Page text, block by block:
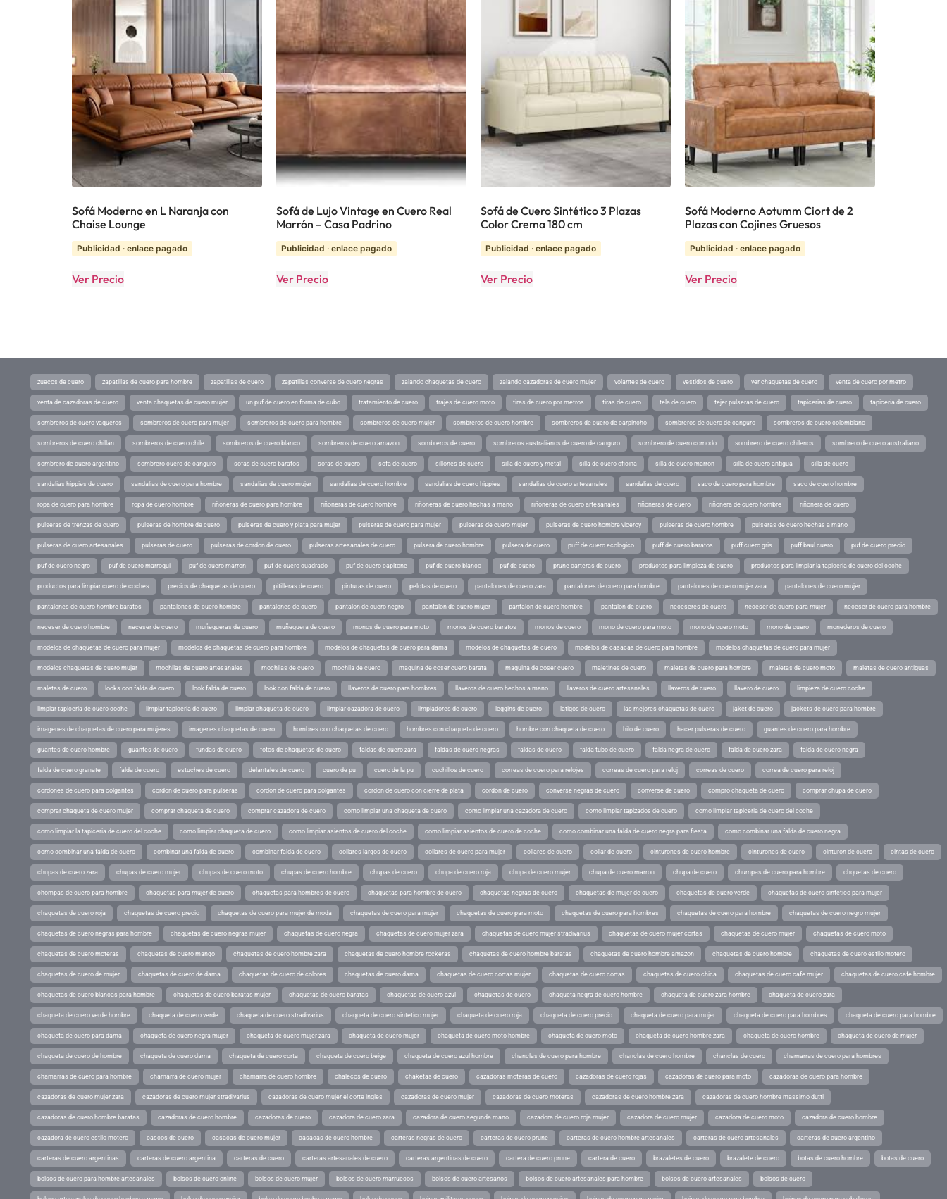
Sofá Moderno en L Naranja con
Chaise Lounge
Publicidad · enlace pagado
Ver Precio
Sofá de Lujo Vintage en Cuero Real
Marrón – Casa Padrino
Publicidad · enlace pagado
Ver Precio
Sofá de Cuero Sintético 3 Plazas
Color Crema 180 cm
Publicidad · enlace pagado
Ver Precio
Sofá Moderno Aotumm Ciort de 2
Plazas con Cojines Gruesos
Publicidad · enlace pagado
Ver Precio
zuecos de cuero zapatillas de cuero para hombre zapatillas de cuero zapatillas converse de cuero negras zalando chaquetas de cuero zalando cazadoras de cuero mujer volantes de cuero vestidos de cuero ver chaquetas de cuero venta de cuero por metro
venta de cazadoras de cuero venta chaquetas de cuero mujer un puf de cuero en forma de cubo tratamiento de cuero trajes de cuero moto tiras de cuero por metros tiras de cuero tela de cuero tejer pulseras de cuero tapicerias de cuero tapicería de cuero
sombreros de cuero vaqueros sombreros de cuero para mujer sombreros de cuero para hombre sombreros de cuero mujer sombreros de cuero hombre sombreros de cuero de carpincho sombreros de cuero de canguro sombreros de cuero colombiano
sombreros de cuero chillán sombreros de cuero chile sombreros de cuero blanco sombreros de cuero amazon sombreros de cuero sombreros australianos de cuero de canguro sombrero de cuero comodo sombrero de cuero chilenos sombrero de cuero australiano
sombrero de cuero argentino sombrero cuero de canguro sofas de cuero baratos sofas de cuero sofa de cuero sillones de cuero silla de cuero y metal silla de cuero oficina silla de cuero marron silla de cuero antigua silla de cuero
sandalias hippies de cuero sandalias de cuero para hombre sandalias de cuero mujer sandalias de cuero hombre sandalias de cuero hippies sandalias de cuero artesanales sandalias de cuero saco de cuero para hombre saco de cuero hombre
ropa de cuero para hombre ropa de cuero hombre riñoneras de cuero para hombre riñoneras de cuero hombre riñoneras de cuero hechas a mano riñoneras de cuero artesanales riñoneras de cuero riñonera de cuero hombre riñonera de cuero
pulseras de trenzas de cuero pulseras de hombre de cuero pulseras de cuero y plata para mujer pulseras de cuero para mujer pulseras de cuero mujer pulseras de cuero hombre viceroy pulseras de cuero hombre pulseras de cuero hechas a mano
pulseras de cuero artesanales pulseras de cuero pulseras de cordon de cuero pulseras artesanales de cuero pulsera de cuero hombre pulsera de cuero puff de cuero ecologico puff de cuero baratos puff cuero gris puff baul cuero puf de cuero precio
puf de cuero negro puf de cuero marroqui puf de cuero marron puf de cuero cuadrado puf de cuero capitone puf de cuero blanco puf de cuero prune carteras de cuero productos para limpieza de cuero productos para limpiar la tapiceria de cuero del coche
productos para limpiar cuero de coches precios de chaquetas de cuero pitilleras de cuero pinturas de cuero pelotas de cuero pantalones de cuero zara pantalones de cuero para hombre pantalones de cuero mujer zara pantalones de cuero mujer
pantalones de cuero hombre baratos pantalones de cuero hombre pantalones de cuero pantalon de cuero negro pantalon de cuero mujer pantalon de cuero hombre pantalon de cuero neceseres de cuero neceser de cuero para mujer neceser de cuero para hombre
neceser de cuero hombre neceser de cuero muñequeras de cuero muñequera de cuero monos de cuero para moto monos de cuero baratos monos de cuero mono de cuero para moto mono de cuero moto mono de cuero monederos de cuero
modelos de chaquetas de cuero para mujer modelos de chaquetas de cuero para hombre modelos de chaquetas de cuero para dama modelos de chaquetas de cuero modelos de casacas de cuero para hombre modelos chaquetas de cuero para mujer
modelos chaquetas de cuero mujer mochilas de cuero artesanales mochilas de cuero mochila de cuero maquina de coser cuero barata maquina de coser cuero maletines de cuero maletas de cuero para hombre maletas de cuero moto maletas de cuero antiguas
maletas de cuero looks con falda de cuero look falda de cuero look con falda de cuero llaveros de cuero para hombres llaveros de cuero hechos a mano llaveros de cuero artesanales llaveros de cuero llavero de cuero limpieza de cuero coche
limpiar tapiceria de cuero coche limpiar tapiceria de cuero limpiar chaqueta de cuero limpiar cazadora de cuero limpiadores de cuero leggins de cuero latigos de cuero las mejores chaquetas de cuero jaket de cuero jackets de cuero para hombre
imagenes de chaquetas de cuero para mujeres imagenes chaquetas de cuero hombres con chaquetas de cuero hombres con chaqueta de cuero hombre con chaqueta de cuero hilo de cuero hacer pulseras de cuero guantes de cuero para hombre
guantes de cuero hombre guantes de cuero fundas de cuero fotos de chaquetas de cuero faldas de cuero zara faldas de cuero negras faldas de cuero falda tubo de cuero falda negra de cuero falda de cuero zara falda de cuero negra
falda de cuero granate falda de cuero estuches de cuero delantales de cuero cuero de pu cuero de la pu cuchillos de cuero correas de cuero para relojes correas de cuero para reloj correas de cuero correa de cuero para reloj
cordones de cuero para colgantes cordon de cuero para pulseras cordon de cuero para colgantes cordon de cuero con cierre de plata cordon de cuero converse negras de cuero converse de cuero compro chaqueta de cuero comprar chupa de cuero
comprar chaqueta de cuero mujer comprar chaqueta de cuero comprar cazadora de cuero como limpiar una chaqueta de cuero como limpiar una cazadora de cuero como limpiar tapizados de cuero como limpiar tapiceria de cuero del coche
como limpiar la tapiceria de cuero del coche como limpiar chaqueta de cuero como limpiar asientos de cuero del coche como limpiar asientos de cuero de coche como combinar una falda de cuero negra para fiesta como combinar una falda de cuero negra
como combinar una falda de cuero combinar una falda de cuero combinar falda de cuero collares largos de cuero collares de cuero para mujer collares de cuero collar de cuero cinturones de cuero hombre cinturones de cuero cinturon de cuero cintas de cuero
chupas de cuero zara chupas de cuero mujer chupas de cuero moto chupas de cuero hombre chupas de cuero chupa de cuero roja chupa de cuero mujer chupa de cuero marron chupa de cuero chumpas de cuero para hombre chquetas de cuero
chompas de cuero para hombre chaquetas para mujer de cuero chaquetas para hombres de cuero chaquetas para hombre de cuero chaquetas negras de cuero chaquetas de mujer de cuero chaquetas de cuero verde chaquetas de cuero sintetico para mujer
chaquetas de cuero roja chaquetas de cuero precio chaquetas de cuero para mujer de moda chaquetas de cuero para mujer chaquetas de cuero para moto chaquetas de cuero para hombres chaquetas de cuero para hombre chaquetas de cuero negro mujer
chaquetas de cuero negras para hombre chaquetas de cuero negras mujer chaquetas de cuero negra chaquetas de cuero mujer zara chaquetas de cuero mujer stradivarius chaquetas de cuero mujer cortas chaquetas de cuero mujer chaquetas de cuero moto
chaquetas de cuero moteras chaquetas de cuero mango chaquetas de cuero hombre zara chaquetas de cuero hombre rockeras chaquetas de cuero hombre baratas chaquetas de cuero hombre amazon chaquetas de cuero hombre chaquetas de cuero estilo motero
chaquetas de cuero de mujer chaquetas de cuero de dama chaquetas de cuero de colores chaquetas de cuero dama chaquetas de cuero cortas mujer chaquetas de cuero cortas chaquetas de cuero chica chaquetas de cuero cafe mujer chaquetas de cuero cafe hombre
chaquetas de cuero blancas para hombre chaquetas de cuero baratas mujer chaquetas de cuero baratas chaquetas de cuero azul chaquetas de cuero chaqueta negra de cuero hombre chaqueta de cuero zara hombre chaqueta de cuero zara
chaqueta de cuero verde hombre chaqueta de cuero verde chaqueta de cuero stradivarius chaqueta de cuero sintetico mujer chaqueta de cuero roja chaqueta de cuero precio chaqueta de cuero para mujer chaqueta de cuero para hombres chaqueta de cuero para hombre
chaqueta de cuero para dama chaqueta de cuero negra mujer chaqueta de cuero mujer zara chaqueta de cuero mujer chaqueta de cuero moto hombre chaqueta de cuero moto chaqueta de cuero hombre zara chaqueta de cuero hombre chaqueta de cuero de mujer
chaqueta de cuero de hombre chaqueta de cuero dama chaqueta de cuero corta chaqueta de cuero beige chaqueta de cuero azul hombre chanclas de cuero para hombre chanclas de cuero hombre chanclas de cuero chamarras de cuero para hombres
chamarras de cuero para hombre chamarra de cuero mujer chamarra de cuero hombre chalecos de cuero chaketas de cuero cazadoras moteras de cuero cazadoras de cuero rojas cazadoras de cuero para moto cazadoras de cuero para hombre
cazadoras de cuero mujer zara cazadoras de cuero mujer stradivarius cazadoras de cuero mujer el corte ingles cazadoras de cuero mujer cazadoras de cuero moteras cazadoras de cuero hombre zara cazadoras de cuero hombre massimo dutti
cazadoras de cuero hombre baratas cazadoras de cuero hombre cazadoras de cuero cazadora de cuero zara cazadora de cuero segunda mano cazadora de cuero roja mujer cazadora de cuero mujer cazadora de cuero moto cazadora de cuero hombre
cazadora de cuero estilo motero cascos de cuero casacas de cuero mujer casacas de cuero hombre carteras negras de cuero carteras de cuero prune carteras de cuero hombre artesanales carteras de cuero artesanales carteras de cuero argentino
carteras de cuero argentinas carteras de cuero argentina carteras de cuero carteras artesanales de cuero carteras argentinas de cuero cartera de cuero prune cartera de cuero brazaletes de cuero brazalete de cuero botas de cuero hombre botas de cuero
bolsos de cuero para hombre artesanales bolsos de cuero online bolsos de cuero mujer bolsos de cuero marruecos bolsos de cuero artesanos bolsos de cuero artesanales para hombre bolsos de cuero artesanales bolsos de cuero